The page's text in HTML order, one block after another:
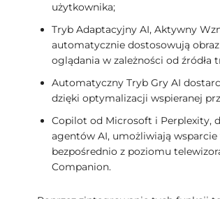
użytkownika;
Tryb Adaptacyjny AI, Aktywny
automatycznie dostosowują
oglądania w zależności od źródła
Automatyczny Tryb Gry AI
dzięki optymalizacji wspieranej
Copilot od Microsoft i Perplexity,
agentów AI, umożliwiają
bezpośrednio z poziomu
Companion.